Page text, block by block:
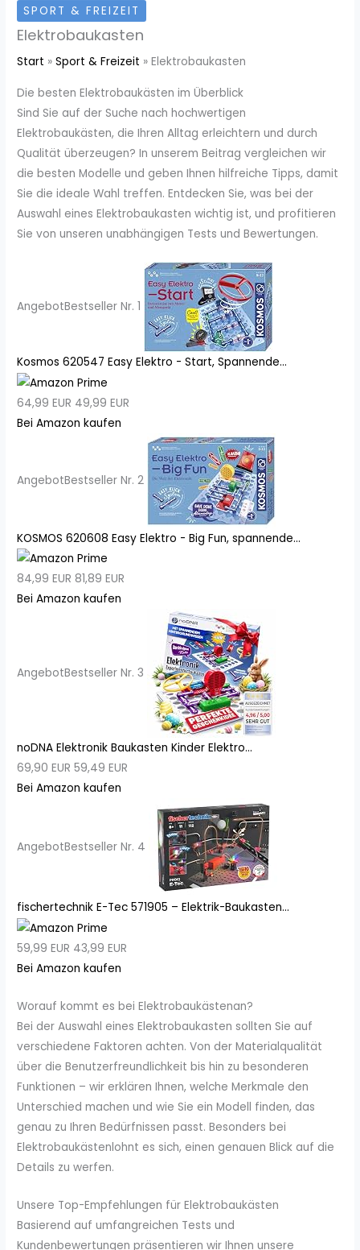
SPORT & FREIZEIT
Elektrobaukasten
Start Sport & Freizeit Elektrobaukasten
Die besten Elektrobaukästen im Überblick
Sind Sie auf der Suche nach hochwertigen
Elektrobaukästen, die Ihren Alltag erleichtern und durch
Qualität überzeugen? In unserem Beitrag vergleichen wir
die besten Modelle und geben Ihnen hilfreiche Tipps, damit
Sie die ideale Wahl treffen. Entdecken Sie, was bei der
Auswahl eines Elektrobaukasten wichtig ist, und profitieren
Sie von unseren unabhängigen Tests und Bewertungen.
AngebotBestseller Nr. 1
Kosmos 620547 Easy Elektro - Start, Spannende...
64,99 EUR 49,99 EUR
Bei Amazon kaufen
AngebotBestseller Nr. 2
KOSMOS 620608 Easy Elektro - Big Fun, spannende...
84,99 EUR 81,89 EUR
Bei Amazon kaufen
AngebotBestseller Nr. 3
noDNA Elektronik Baukasten Kinder Elektro...
69,90 EUR 59,49 EUR
Bei Amazon kaufen
AngebotBestseller Nr. 4
fischertechnik E-Tec 571905 – Elektrik-Baukasten...
59,99 EUR 43,99 EUR
Bei Amazon kaufen
Worauf kommt es bei Elektrobaukästenan?
Bei der Auswahl eines Elektrobaukasten sollten Sie auf
verschiedene Faktoren achten. Von der Materialqualität
über die Benutzerfreundlichkeit bis hin zu besonderen
Funktionen – wir erklären Ihnen, welche Merkmale den
Unterschied machen und wie Sie ein Modell finden, das
genau zu Ihren Bedürfnissen passt. Besonders bei
Elektrobaukästenlohnt es sich, einen genauen Blick auf die
Details zu werfen.
Unsere Top-Empfehlungen für Elektrobaukästen
Basierend auf umfangreichen Tests und
Kundenbewertungen präsentieren wir Ihnen unsere